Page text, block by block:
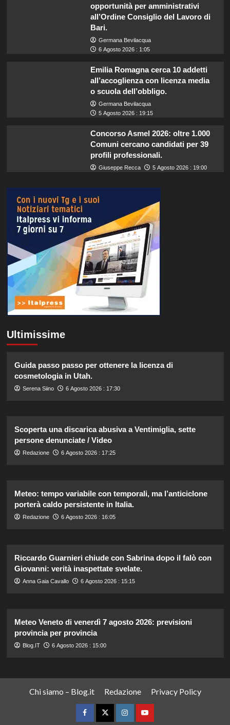
opportunità per amministrativi
all’Ordine Consiglio del Lavoro di
Bari.
Germana Bevilacqua
6 Agosto 2026 : 1:05
Emilia Romagna cerca 10 addetti
all’accoglienza con licenza media
o scuola dell’obbligo.
Germana Bevilacqua
5 Agosto 2026 : 19:15
Concorso Asmel 2026: oltre 1.000
Comuni cercano candidati per 39
profili professionali.
Giuseppe Recca 5 Agosto 2026 : 19:00
Ultimissime
Guida passo passo per ottenere la licenza di
cosmetologia in Utah.
Serena Siino 6 Agosto 2026 : 17:30
Scoperta una discarica abusiva a Ventimiglia, sette
persone denunciate / Video
Redazione 6 Agosto 2026 : 17:25
Meteo: tempo variabile con temporali, ma l’anticiclone
porterà caldo persistente in Italia.
Redazione 6 Agosto 2026 : 16:05
Riccardo Guarnieri chiude con Sabrina dopo il falò con
Giovanni: verità inaspettate svelate.
Anna Gaia Cavallo 6 Agosto 2026 : 15:15
Meteo Veneto di venerdì 7 agosto 2026: previsioni
provincia per provincia
Blog.IT 6 Agosto 2026 : 15:00
Chi siamo – Blog.it Redazione Privacy Policy
FacebookTwitterInstagramYouTube